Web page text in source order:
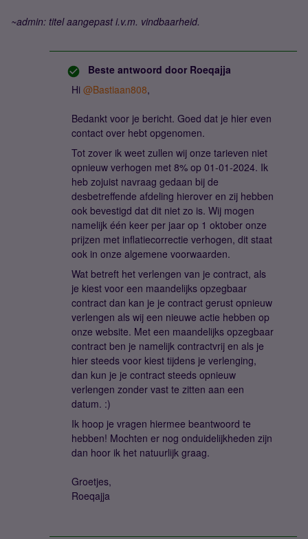
~admin: titel aangepast i.v.m. vindbaarheid.
Beste antwoord door Roeqajja
Hi @Bastiaan808,
Bedankt voor je bericht. Goed dat je hier even
contact over hebt opgenomen.
Tot zover ik weet zullen wij onze tarieven niet
opnieuw verhogen met 8% op 01-01-2024. Ik
heb zojuist navraag gedaan bij de
desbetreffende afdeling hierover en zij hebben
ook bevestigd dat dit niet zo is. Wij mogen
namelijk één keer per jaar op 1 oktober onze
prijzen met inflatiecorrectie verhogen, dit staat
ook in onze algemene voorwaarden.
Wat betreft het verlengen van je contract, als
je kiest voor een maandelijks opzegbaar
contract dan kan je je contract gerust opnieuw
verlengen als wij een nieuwe actie hebben op
onze website. Met een maandelijks opzegbaar
contract ben je namelijk contractvrij en als je
hier steeds voor kiest tijdens je verlenging,
dan kun je je contract steeds opnieuw
verlengen zonder vast te zitten aan een
datum. :)
Ik hoop je vragen hiermee beantwoord te
hebben! Mochten er nog onduidelijkheden zijn
dan hoor ik het natuurlijk graag.
Groetjes,
Roeqajja